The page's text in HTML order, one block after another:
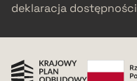
BIBTEX
deklaracja dostępności